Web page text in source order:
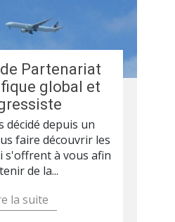
Partenariat
global et
décidé depuis un
faire découvrir les
s'offrent à vous afin
de la...
la suite